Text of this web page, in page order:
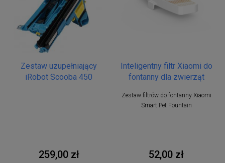
Zestaw uzupełniający
iRobot Scooba 450
259,00 zł
Inteligentny filtr Xiaomi do
fontanny dla zwierząt
Zestaw filtrów do fontanny Xiaomi
Smart Pet Fountain
52,00 zł